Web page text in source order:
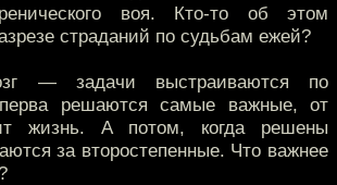
воя. Кто-то об этом
страданий по судьбам ежей?
— задачи выстраиваются по
решаются самые важные, от
жизнь. А потом, когда решены
за второстепенные. Что важнее